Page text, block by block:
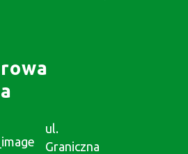
ul.
Graniczna